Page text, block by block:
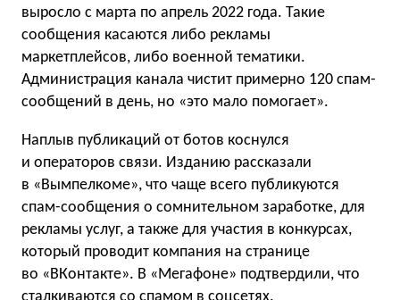
выросло с марта по апрель 2022 года. Такие
сообщения касаются либо рекламы
маркетплейсов, либо военной тематики.
Администрация канала чистит примерно 120 спам-
сообщений в день, но «это мало помогает».
Наплыв публикаций от ботов коснулся
и операторов связи. Изданию рассказали
в «Вымпелкоме», что чаще всего публикуются
спам-сообщения о сомнительном заработке, для
рекламы услуг, а также для участия в конкурсах,
который проводит компания на странице
во «ВКонтакте». В «Мегафоне» подтвердили, что